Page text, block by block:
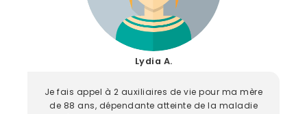
Lydia A.
Je fais appel à 2 auxiliaires de vie pour ma mère
de 88 ans, dépendante atteinte de la maladie